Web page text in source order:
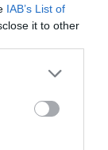
IAB’s List of
it to other
more Google
may click to
tags to
below Google
A Budapesti
csatlakozott a
különböző
több mint